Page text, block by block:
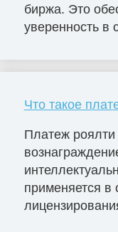
биржа. Это
уверенность в
Что такое
Платеж роялти
применяется в